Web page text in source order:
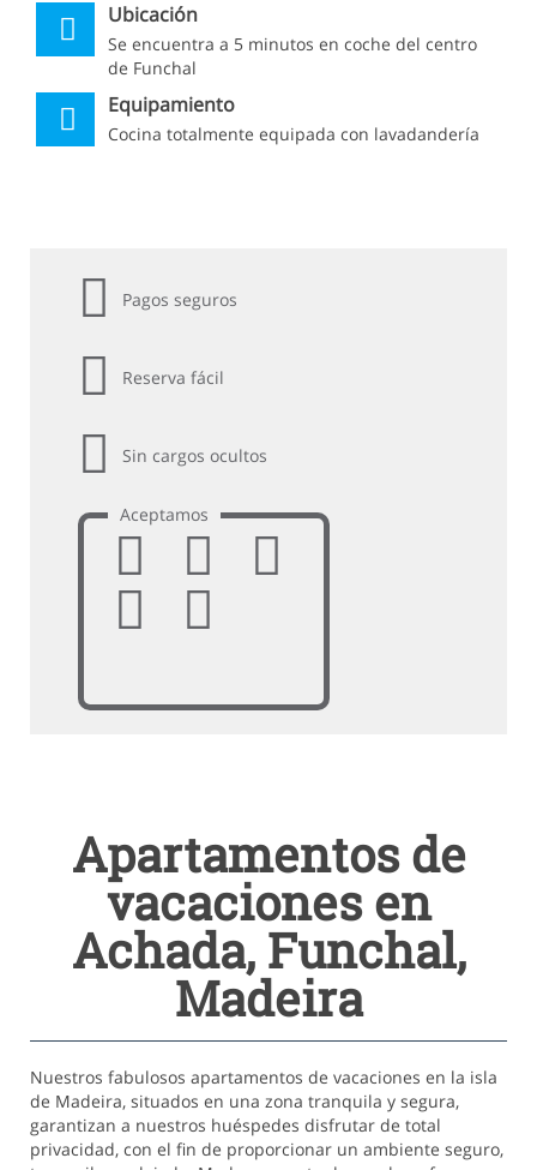
Ubicación
Se encuentra a 5 minutos en coche del centro
de Funchal
Equipamiento
Cocina totalmente equipada con lavadandería
Pagos seguros
Reserva fácil
Sin cargos ocultos
Aceptamos
Apartamentos de
vacaciones en
Achada, Funchal,
Madeira
Nuestros fabulosos apartamentos de vacaciones en la isla
de Madeira, situados en una zona tranquila y segura,
garantizan a nuestros huéspedes disfrutar de total
privacidad, con el fin de proporcionar un ambiente seguro,